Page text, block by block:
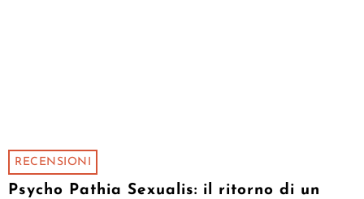
RECENSIONI
Psycho Pathia Sexualis: il ritorno di un